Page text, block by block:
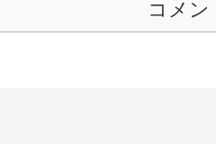
コメン